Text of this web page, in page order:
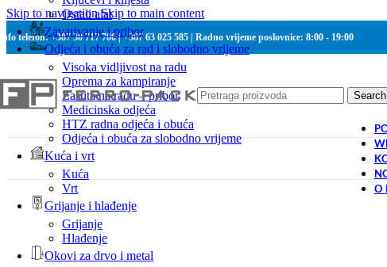
Skip to navigationSkip to main content
telefon: +387 30 717 700 | +387 63 025 585 | Radno vrijeme poslovnice: 8:00 - 19:00
Search
Ostali alat
Zavarivanje i pribor
Odjeća i obuća za rad i slobodno vrijeme
Visoka vidljivost na radu
Oprema za kampiranje
Zaštita na radu – pribor
Medicinska odjeća
HTZ radna odjeća i obuća
Odjeća i obuća za slobodno vrijeme
Kuća i vrt
Kuća
Vrt
Grijanje i hlađenje
Grijanje
Hlađenje
Okovi za drvo i metal
O